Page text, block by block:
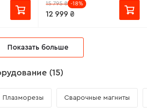
15 795 ₴ -18%
12 999 ₴
Показать больше
(15)
Плазморезы Сварочные магниты